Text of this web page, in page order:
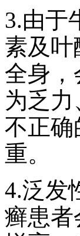
3.由于
素及
全身
为乏
不正确
重。
4.泛发
癣患者